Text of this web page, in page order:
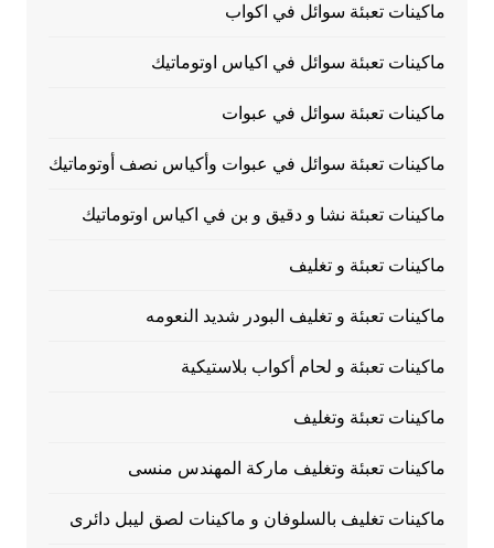
ماكينات تعبئة سوائل في اكواب
ماكينات تعبئة سوائل في اكياس اوتوماتيك
ماكينات تعبئة سوائل في عبوات
ماكينات تعبئة سوائل في عبوات وأكياس نصف أوتوماتيك
ماكينات تعبئة نشا و دقيق و بن في اكياس اوتوماتيك
ماكينات تعبئة و تغليف
ماكينات تعبئة و تغليف البودر شديد النعومه
ماكينات تعبئة و لحام أكواب بلاستيكية
ماكينات تعبئة وتغليف
ماكينات تعبئة وتغليف ماركة المهندس منسى
ماكينات تغليف بالسلوفان و ماكينات لصق ليبل دائرى